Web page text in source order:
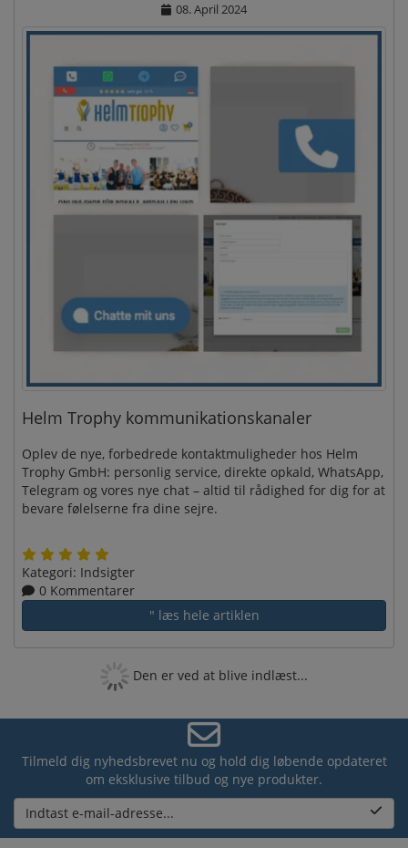
08. April 2024
Helm Trophy kommunikationskanaler
Oplev de nye, forbedrede kontaktmuligheder hos Helm
Trophy GmbH: personlig service, direkte opkald, WhatsApp,
Telegram og vores nye chat – altid til rådighed for dig for at
bevare følelserne fra dine sejre.
Kategori: Indsigter
0 Kommentarer
" læs hele artiklen
Den er ved at blive indlæst...
Tilmeld dig nyhedsbrevet nu og hold dig løbende opdateret
om eksklusive tilbud og nye produkter.
Indtast e-mail-adresse...